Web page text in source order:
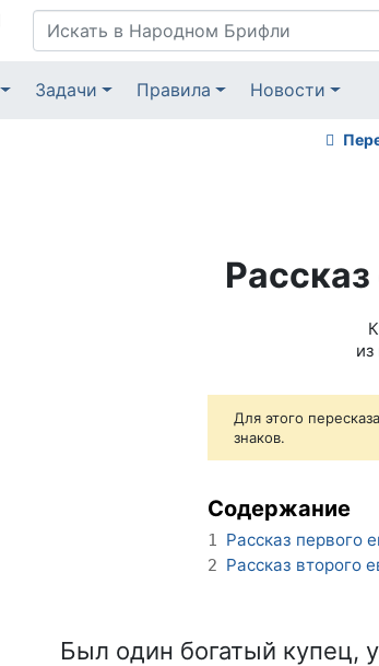
Задачи Правила Новости
из
Для этого
знаков.
Содержание
1 Рассказ первого
2 Рассказ второго
Был один богатый купец,